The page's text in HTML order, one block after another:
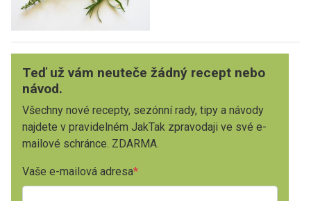
Teď už vám neuteče žádný recept nebo
návod.
Všechny nové recepty, sezónní rady, tipy a návody
najdete v pravidelném JakTak zpravodaji ve své e-
mailové schránce. ZDARMA.
Vaše e-mailová adresa